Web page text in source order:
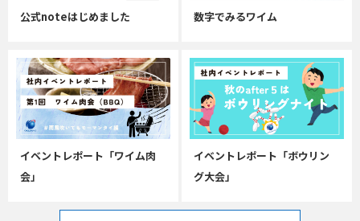
公式noteはじめました 数字でみるワイム
イベントレポート「ワイム肉
会」
イベントレポート「ボウリン
グ大会」